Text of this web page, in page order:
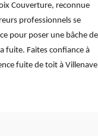
Couverture, reconnue
professionnels se
pour poser une bâche de
fuite. Faites confiance à
fuite de toit à